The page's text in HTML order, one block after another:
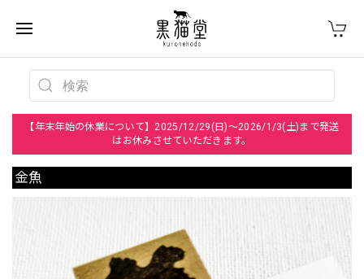
【年末年始の休業について】2025/12/29(日)～2026/1/3(土)まで発送
はお休みさせていただきます。
金魚